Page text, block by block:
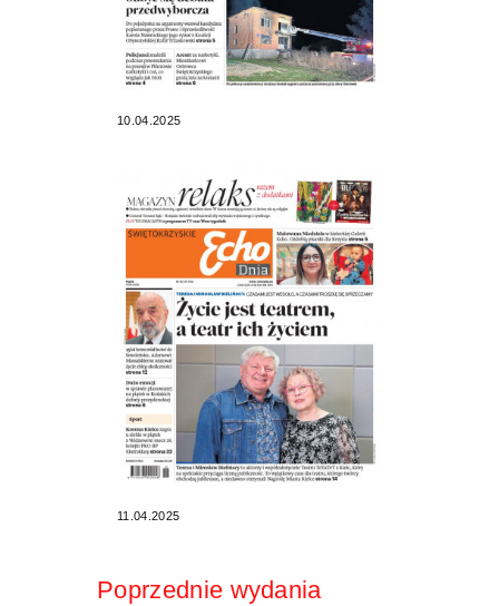
10.04.2025
11.04.2025
Poprzednie wydania